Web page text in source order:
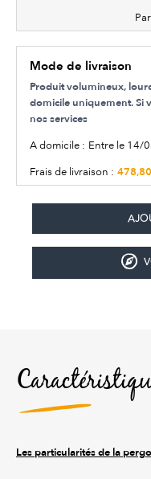
Mode de livraison
Produit volumineux,
domicile uniquement. Si
nos services
A domicile : Entre le 14/
Frais de livraison :
Les particularités de la